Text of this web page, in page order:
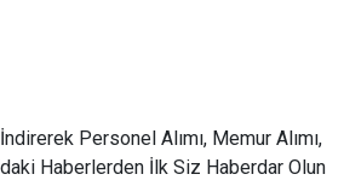
Personel Alımı, Memur Alımı,
Haberlerden İlk Siz Haberdar Olun